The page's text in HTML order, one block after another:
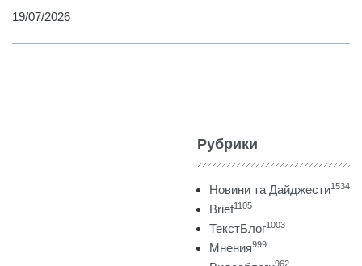
19/07/2026
Рубрики
Новини та Дайджести1534
Brief1105
ТекстБлог1003
Мнения999
962